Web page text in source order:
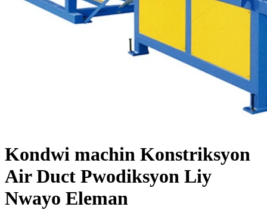
Kondwi machin Konstriksyon
Air Duct Pwodiksyon Liy
Nwayo Eleman